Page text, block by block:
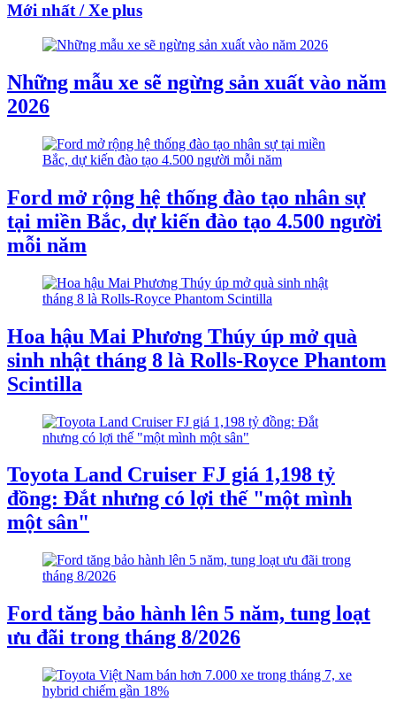
Mới nhất / Xe plus
Những mẫu xe sẽ ngừng sản xuất vào năm
2026
Ford mở rộng hệ thống đào tạo nhân sự
tại miền Bắc, dự kiến đào tạo 4.500 người
mỗi năm
Hoa hậu Mai Phương Thúy úp mở quà
sinh nhật tháng 8 là Rolls-Royce Phantom
Scintilla
Toyota Land Cruiser FJ giá 1,198 tỷ
đồng: Đắt nhưng có lợi thế "một mình
một sân"
Ford tăng bảo hành lên 5 năm, tung loạt
ưu đãi trong tháng 8/2026